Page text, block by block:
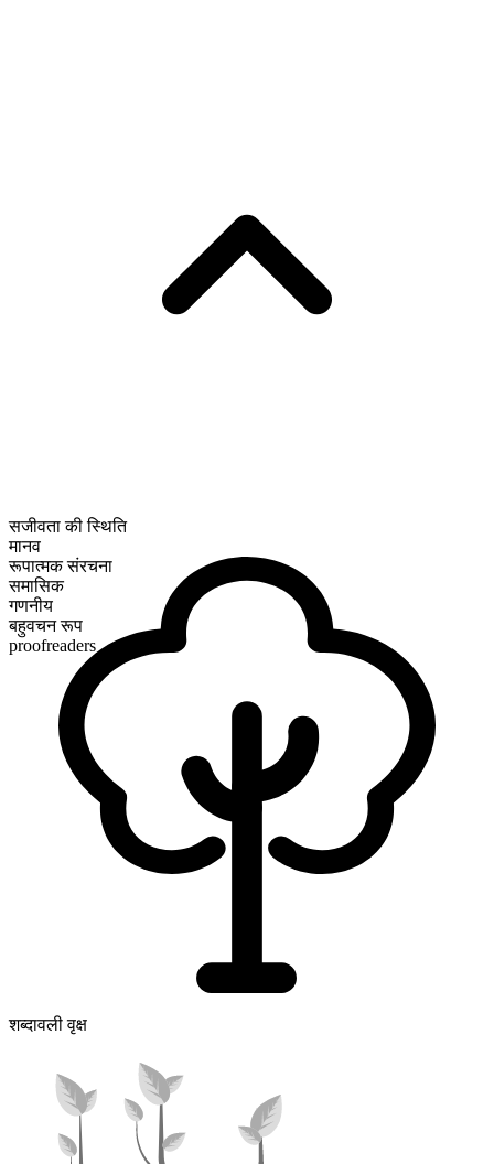
सजीवता की स्थिति
मानव
रूपात्मक संरचना
समासिक
गणनीय
बहुवचन रूप
proofreaders
शब्दावली वृक्ष